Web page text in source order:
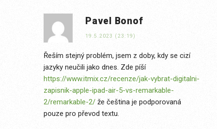
Pavel Bonof
19.5.2023 (23:19)
Řeším stejný problém, jsem z doby, kdy se cizí
jazyky neučili jako dnes. Zde píší
https://www.itmix.cz/recenze/jak-vybrat-digitalni-
zapisnik-apple-ipad-air-5-vs-remarkable-
2/remarkable-2/ že čeština je podporovaná
pouze pro převod textu.